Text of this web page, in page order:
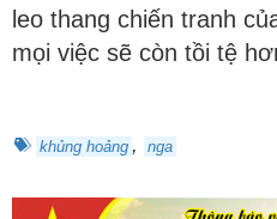
leo thang chiến tranh
mọi việc sẽ còn tồi tệ
khủng hoảng , nga